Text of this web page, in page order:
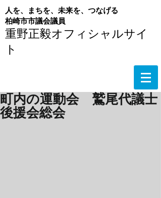
重野正毅オフィシャルサイ
ト
人を、まちを、未来を、つなげる
​柏崎市市議会議員
町内の運動会 鷲尾代議士
後援会総会